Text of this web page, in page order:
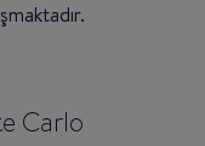
Carlo